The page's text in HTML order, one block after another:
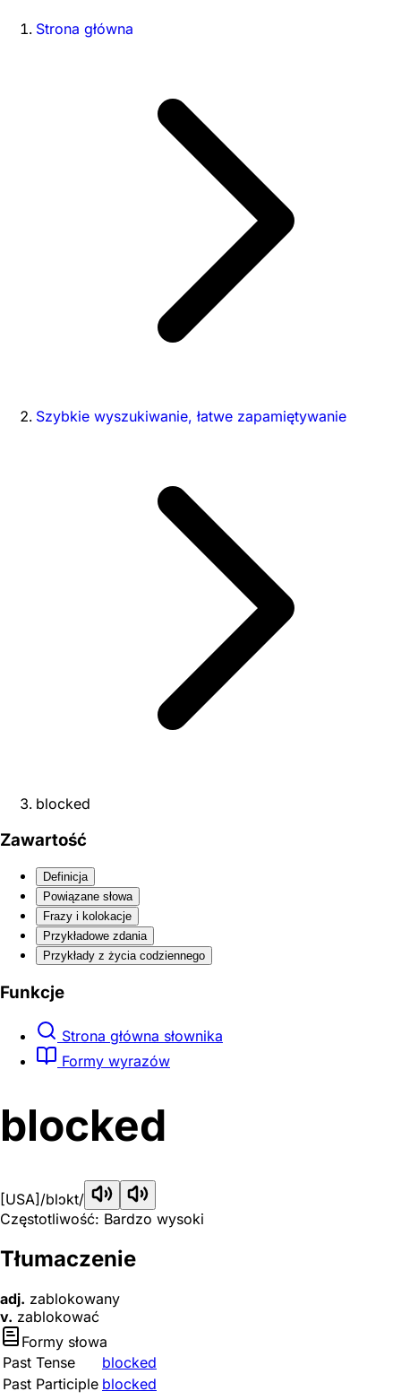
Strona główna
Szybkie wyszukiwanie, łatwe zapamiętywanie
blocked
Zawartość
Definicja
Powiązane słowa
Frazy i kolokacje
Przykładowe zdania
Przykłady z życia codziennego
Funkcje
Strona główna słownika
Formy wyrazów
blocked
[USA] /blɔkt/
Częstotliwość: Bardzo wysoki
Tłumaczenie
adj. zablokowany
v. zablokować
Formy słowa
Past Tense
blocked
Past Participle blocked